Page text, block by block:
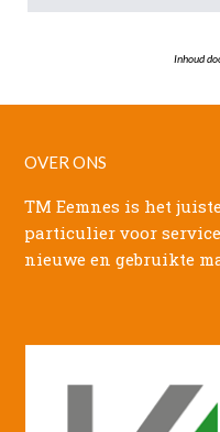
Inhoud
OVER ONS
TM Eemnes is het
particulier voor
nieuwe en gebruikte